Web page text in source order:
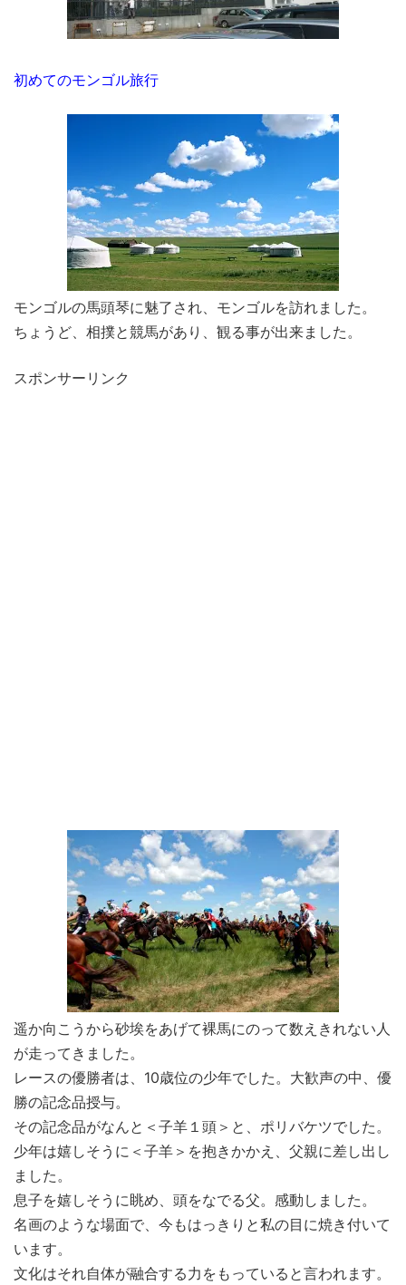
初めてのモンゴル旅行
モンゴルの馬頭琴に魅了され、モンゴルを訪れました。
ちょうど、相撲と競馬があり、観る事が出来ました。
スポンサーリンク
遥か向こうから砂埃をあげて裸馬にのって数えきれない人
が走ってきました。
レースの優勝者は、10歳位の少年でした。大歓声の中、優
勝の記念品授与。
その記念品がなんと＜子羊１頭＞と、ポリバケツでした。
少年は嬉しそうに＜子羊＞を抱きかかえ、父親に差し出し
ました。
息子を嬉しそうに眺め、頭をなでる父。感動しました。
名画のような場面で、今もはっきりと私の目に焼き付いて
います。
文化はそれ自体が融合する力をもっていると言われます。